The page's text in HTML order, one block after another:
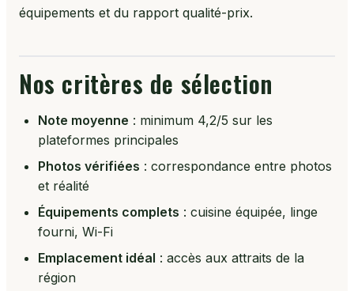
équipements et du rapport qualité-prix.
Nos critères de sélection
Note moyenne : minimum 4,2/5 sur les
plateformes principales
Photos vérifiées : correspondance entre photos
et réalité
Équipements complets : cuisine équipée, linge
fourni, Wi-Fi
Emplacement idéal : accès aux attraits de la
région